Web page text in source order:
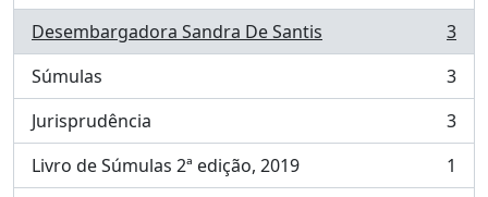
Desembargadora Sandra De Santis
, 3 resultados
3
Súmulas
, 3 resultados
3
Jurisprudência
, 3 resultados
3
Livro de Súmulas 2ª edição, 2019
, 1 resultados
1